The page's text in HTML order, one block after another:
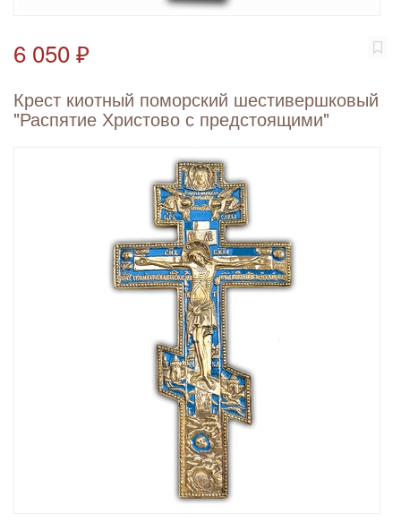
6 050 ₽
Крест киотный поморский шестивершковый
"Распятие Христово с предстоящими"